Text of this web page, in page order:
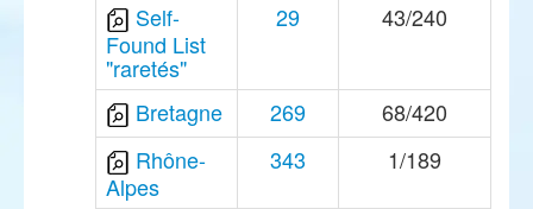
Self-
Found List
"raretés"
29 43/240
Bretagne 269
68/420
Rhône-
Alpes
343 1/189